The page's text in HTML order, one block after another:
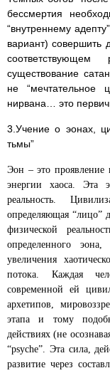
бессмертия
“внутреннему
вариант) совершить
существование
не “мечтательное
нирвана… это
3.Учение о эонах,
тьмы”
Эон – это проявление
энергии хаоса. Эта
реальность.
определяющая “лицо”
физической
определенного
увеличения
потока. Каждая
современной ей
архетипов,
этапа и тому
действиях (не
“psyche”. Эта сила,
развитие через